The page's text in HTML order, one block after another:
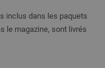
inclus dans les paquets
le magazine, sont livrés